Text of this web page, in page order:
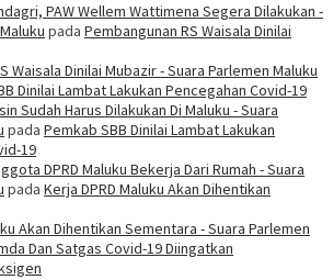
PAW Wellem Wattimena Segera Dilakukan -
pada Pembangunan RS Waisala Dinilai
Waisala Dinilai Mubazir - Suara Parlemen Maluku
Dinilai Lambat Lakukan Pencegahan Covid-19
Sudah Harus Dilakukan Di Maluku - Suara
pada Pemkab SBB Dinilai Lambat Lakukan
19
DPRD Maluku Bekerja Dari Rumah - Suara
pada Kerja DPRD Maluku Akan Dihentikan
Akan Dihentikan Sementara - Suara Parlemen
Dan Satgas Covid-19 Diingatkan